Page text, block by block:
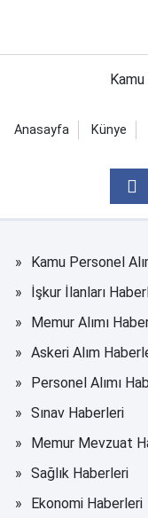
Anasayfa Künye
Kamu Personel
İşkur İlanları
Memur Alımı
Askeri Alım
Personel Alımı
Sınav Haberleri
Memur Mevzuat
Sağlık Haberleri
Ekonomi Haberleri